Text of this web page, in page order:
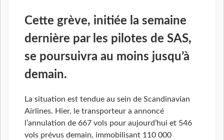
Cette grève, initiée la semaine
dernière par les pilotes de SAS,
se poursuivra au moins jusqu’à
demain.
La situation est tendue au sein de Scandinavian
Airlines. Hier, le transporteur a annoncé
l’annulation de 667 vols pour aujourd’hui et 546
vols prévus demain, immobilisant 110 000